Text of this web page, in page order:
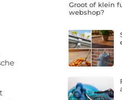
Groot of klein
webshop?